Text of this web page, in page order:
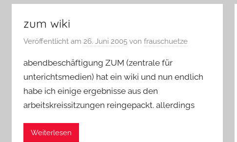
zum wiki
Veröffentlicht am 26. Juni 2005 von frauschuetze
abendbeschäftigung ZUM (zentrale für
unterichtsmedien) hat ein wiki und nun endlich
habe ich einige ergebnisse aus den
arbeitskreissitzungen reingepackt. allerdings
Weiterlesen